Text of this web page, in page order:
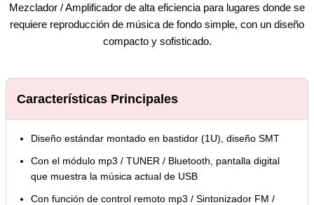
Mezclador / Amplificador de alta eficiencia para lugares donde se
requiere reproducción de música de fondo simple, con un diseño
compacto y sofisticado.
Características Principales
Diseño estándar montado en bastidor (1U), diseño SMT
Con el módulo mp3 / TUNER / Bluetooth, pantalla digital
que muestra la música actual de USB
Con función de control remoto mp3 / Sintonizador FM /